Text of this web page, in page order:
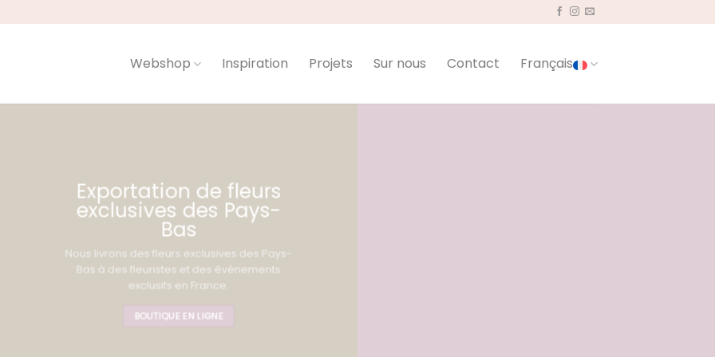
Webshop Inspiration Projets Sur nous Contact Français
Exportation de fleurs
exclusives des Pays-
Bas
Nous livrons des fleurs exclusives des Pays-
Bas à des fleuristes et des événements
exclusifs en France.
BOUTIQUE EN LIGNE